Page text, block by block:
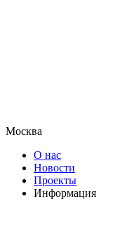
Москва
О нас
Новости
Проекты
Информация